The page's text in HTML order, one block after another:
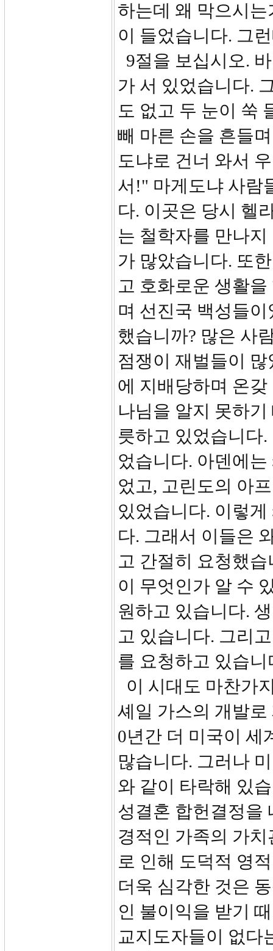
하는데 왜 막으시
이 들었습니다. 그
9절을 보십시오.
가 서 있었습니다.
도 없고 두 눈이 쑥
빼 마른 손을 흔들
도냐로 건너 와서
서!" 마게도냐 사람
다. 이곳은 당시 헬
는 철학자를 만나
가 많았습니다. 또
고 호화로운 생활
며 선진국 백성들
했습니까? 많은 사
점쟁이 재벌들이
에 지배당하며 온
나님을 알지 못하
릇하고 있었습니다
었습니다. 아덴에
었고, 고린도의 아
있었습니다. 이렇
다. 그래서 이들은
고 간절히 요청했
이 무엇인가 알 수
원하고 있습니다.
고 있습니다. 그리
를 요청하고 있습니
이 시대도 마찬가
셰일 가스의 개발
0년간 더 미국이 세
많습니다. 그러나
와 같이 타락해 있
성결혼 합헌결정을
경적인 가족의 가
로 인해 도덕적 영
더욱 심각한 것은
인 불이익을 받기
교지도자들이 없다